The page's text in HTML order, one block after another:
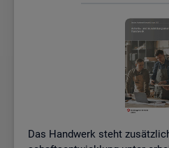
Das Hand­werk steht